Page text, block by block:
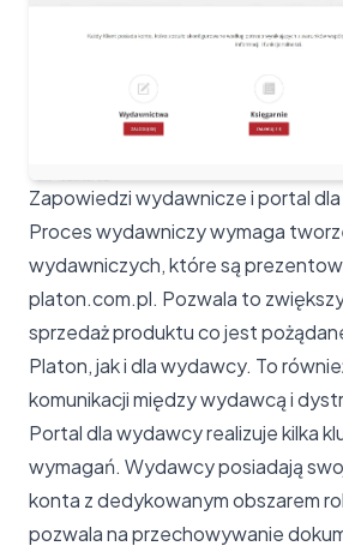
Zapowiedzi wydawnicze i portal
Proces wydawniczy wymaga
wydawniczych, które są
platon.com.pl. Pozwala to
sprzedaż produktu co jest
Platon, jak i dla wydawcy. To
komunikacji między wydawcą i
Portal dla wydawcy realizuje kilka
wymagań. Wydawcy posiadają
konta z dedykowanym obszarem
pozwala na przechowywanie